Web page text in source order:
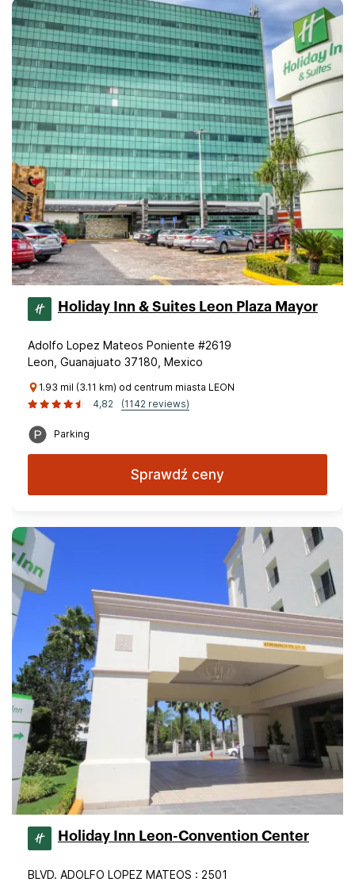
Holiday Inn & Suites Leon Plaza Mayor
Adolfo Lopez Mateos Poniente #2619
Leon, Guanajuato 37180, Mexico
1.93 mil (3.11 km) od centrum miasta LEON
4,82
(1142 reviews)
Parking
Sprawdź ceny
Holiday Inn Leon-Convention Center
BLVD. ADOLFO LOPEZ MATEOS : 2501